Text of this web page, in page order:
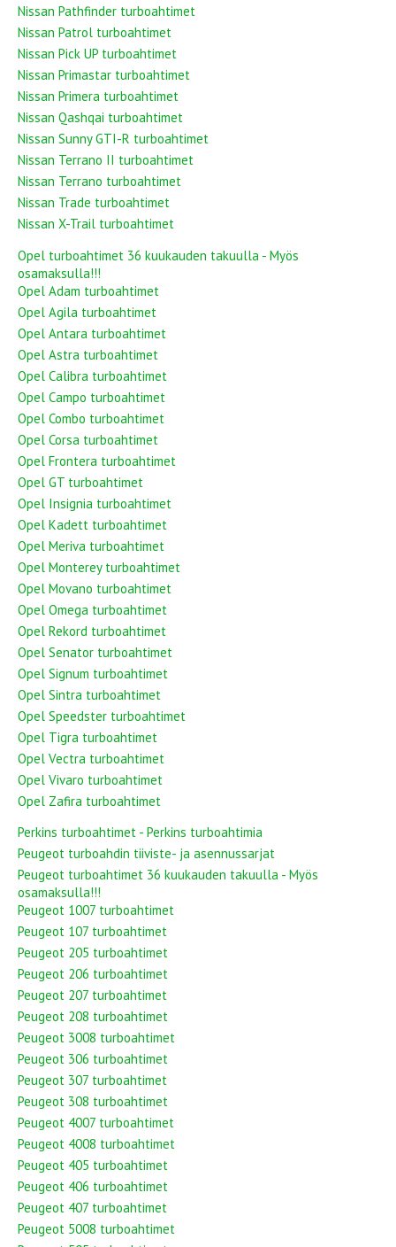
Nissan Pathfinder turboahtimet
Nissan Patrol turboahtimet
Nissan Pick UP turboahtimet
Nissan Primastar turboahtimet
Nissan Primera turboahtimet
Nissan Qashqai turboahtimet
Nissan Sunny GTI-R turboahtimet
Nissan Terrano II turboahtimet
Nissan Terrano turboahtimet
Nissan Trade turboahtimet
Nissan X-Trail turboahtimet
Opel turboahtimet 36 kuukauden takuulla - Myös
osamaksulla!!!
Opel Adam turboahtimet
Opel Agila turboahtimet
Opel Antara turboahtimet
Opel Astra turboahtimet
Opel Calibra turboahtimet
Opel Campo turboahtimet
Opel Combo turboahtimet
Opel Corsa turboahtimet
Opel Frontera turboahtimet
Opel GT turboahtimet
Opel Insignia turboahtimet
Opel Kadett turboahtimet
Opel Meriva turboahtimet
Opel Monterey turboahtimet
Opel Movano turboahtimet
Opel Omega turboahtimet
Opel Rekord turboahtimet
Opel Senator turboahtimet
Opel Signum turboahtimet
Opel Sintra turboahtimet
Opel Speedster turboahtimet
Opel Tigra turboahtimet
Opel Vectra turboahtimet
Opel Vivaro turboahtimet
Opel Zafira turboahtimet
Perkins turboahtimet - Perkins turboahtimia
Peugeot turboahdin tiiviste- ja asennussarjat
Peugeot turboahtimet 36 kuukauden takuulla - Myös
osamaksulla!!!
Peugeot 1007 turboahtimet
Peugeot 107 turboahtimet
Peugeot 205 turboahtimet
Peugeot 206 turboahtimet
Peugeot 207 turboahtimet
Peugeot 208 turboahtimet
Peugeot 3008 turboahtimet
Peugeot 306 turboahtimet
Peugeot 307 turboahtimet
Peugeot 308 turboahtimet
Peugeot 4007 turboahtimet
Peugeot 4008 turboahtimet
Peugeot 405 turboahtimet
Peugeot 406 turboahtimet
Peugeot 407 turboahtimet
Peugeot 5008 turboahtimet